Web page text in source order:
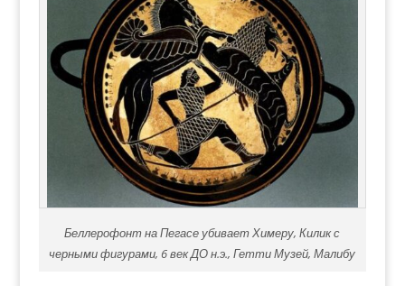
Беллерофонт на Пегасе убивает Химеру, Килик с
черными фигурами, 6 век ДО н.э., Гетти Музей, Малибу